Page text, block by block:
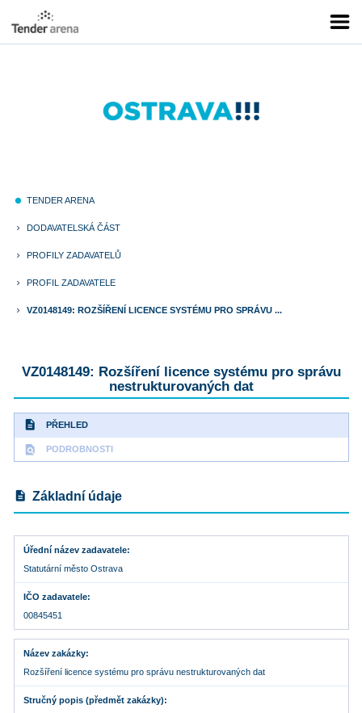
fiber_manual_record TENDER ARENA
keyboard_arrow_right DODAVATELSKÁ ČÁST
keyboard_arrow_right PROFILY ZADAVATELŮ
keyboard_arrow_right PROFIL ZADAVATELE
keyboard_arrow_right VZ0148149: ROZŠÍŘENÍ LICENCE SYSTÉMU PRO SPRÁVU ...
VZ0148149: Rozšíření licence systému pro správu
nestrukturovaných dat
description PŘEHLED
find_in_page PODROBNOSTI
description Základní údaje
Úřední název zadavatele
Statutární město Ostrava
IČO zadavatele
00845451
Název zakázky
Rozšíření licence systému pro správu nestrukturovaných dat
Stručný popis (předmět zakázky)